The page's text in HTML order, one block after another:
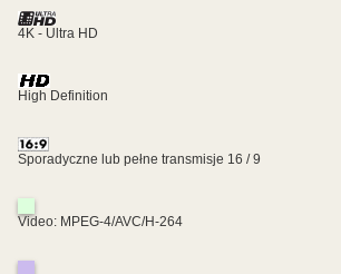
4K - Ultra HD
High Definition
Sporadyczne lub pełne transmisje 16 / 9
Video: MPEG-4/AVC/H-264